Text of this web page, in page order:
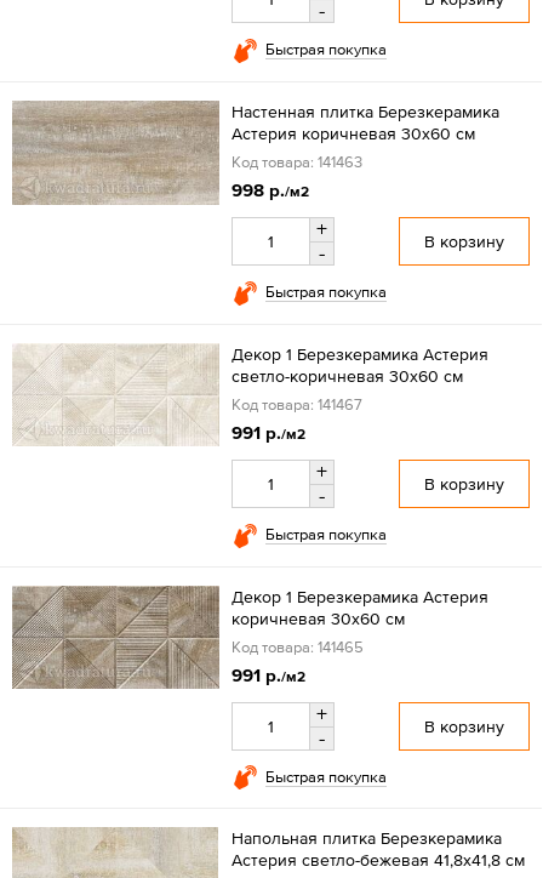
-
Быстрая покупка
Настенная плитка Березкерамика
Астерия коричневая 30х60 см
Код товара: 141463
998 р./м2
+
-
В корзину
Быстрая покупка
Декор 1 Березкерамика Астерия
светло-коричневая 30х60 см
Код товара: 141467
991 р./м2
+
-
В корзину
Быстрая покупка
Декор 1 Березкерамика Астерия
коричневая 30х60 см
Код товара: 141465
991 р./м2
+
-
В корзину
Быстрая покупка
Напольная плитка Березкерамика
Астерия светло-бежевая 41,8х41,8 см